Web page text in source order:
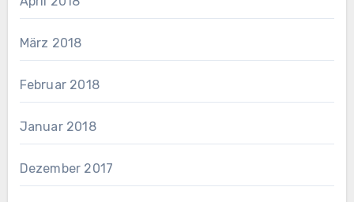
März 2018
Februar 2018
Januar 2018
Dezember 2017